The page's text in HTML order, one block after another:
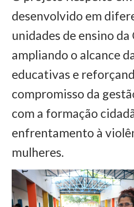
desenvolvido em
unidades de ensino da
ampliando o alcance
educativas e
compromisso da
com a formação
enfrentamento à
mulheres.